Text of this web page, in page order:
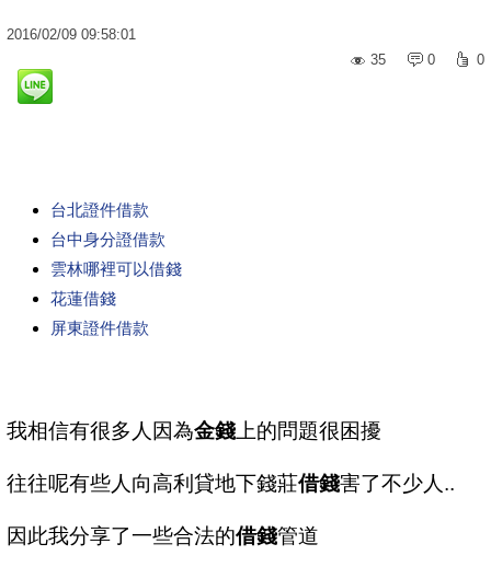
2016/02/09 09:58:01
35
0 0
台北證件借款
台中身分證借款
雲林哪裡可以借錢
花蓮借錢
屏東證件借款
我相信有很多人因為金錢 上的問題很困擾
往往呢有些人向高利貸地下錢莊借錢害了不少人..
因此我分享了一些合法的借錢管道